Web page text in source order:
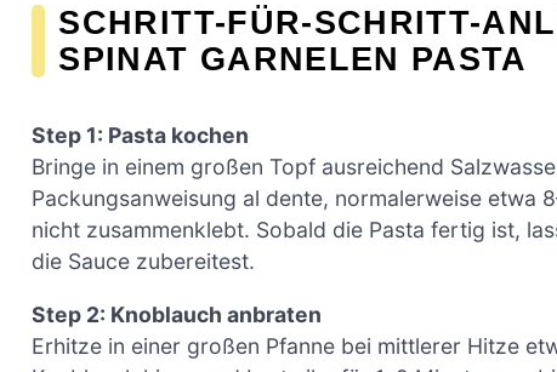
SCHRITT-FÜR-SCHRITT-
SPINAT GARNELEN PASTA
Step 1: Pasta kochen
Bringe in einem großen Topf ausreichend
Packungsanweisung al dente, normalerweise etwa
nicht zusammenklebt. Sobald die Pasta fertig ist,
die Sauce zubereitest.
Step 2: Knoblauch anbraten
Erhitze in einer großen Pfanne bei mittlerer Hitze